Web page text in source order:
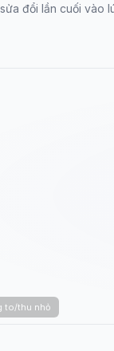
đổi lần cuối vào
to/thu nhỏ